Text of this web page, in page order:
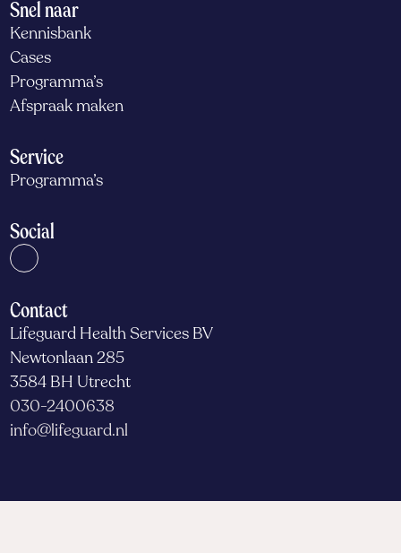
Snel naar
Kennisbank
Cases
Programma’s
Afspraak maken
Service
Programma’s
Social
Contact
Lifeguard Health Services BV
Newtonlaan 285
3584 BH Utrecht
030-2400638
info@lifeguard.nl